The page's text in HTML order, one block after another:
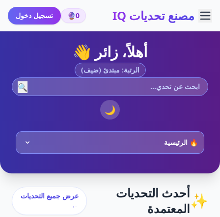
مصنع تحديات IQ 0
🔮 تسجيل دخول
أهلاً، زائر 👋
الرتبة: مبتدئ (ضيف)
🔍
🌙
✨أحدث التحديات
المعتمدة
عرض جميع التحديات
←